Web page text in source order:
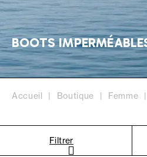
BOOTS
Accueil Boutique Femme
Filtrer